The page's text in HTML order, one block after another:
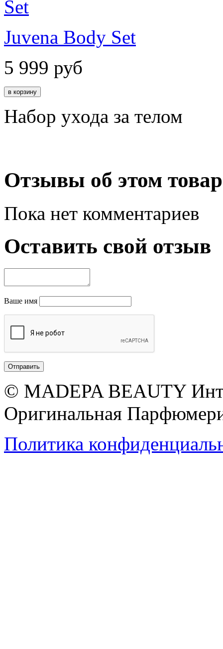
Juvena Body Set
5 999 руб
Набор ухода за телом
Отзывы об этом
Пока нет комментариев
Оставить свой отзыв
Ваше имя
© MADEPA BEAUTY
Оригинальная
Политика